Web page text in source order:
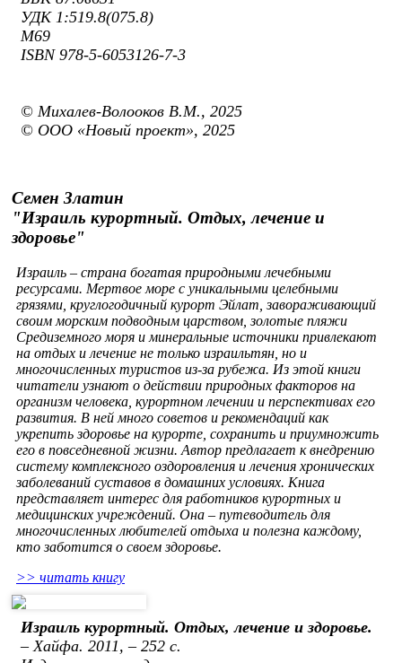
УДК 1:519.8(075.8)
М69
ISBN 978-5-6053126-7-3
© Михалев-Волооков В.М., 2025
© ООО «Новый проект», 2025
Семен Златин
"Израиль курортный. Отдых, лечение и
здоровье"
Израиль – страна богатая природными лечебными
ресурсами. Мертвое море с уникальными целебными
грязями, круглогодичный курорт Эйлат, завораживающий
своим морским подводным царством, золотые пляжи
Средиземного моря и минеральные источники привлекают
на отдых и лечение не только израильтян, но и
многочисленных туристов из-за рубежа. Из этой книги
читатели узнают о действии природных факторов на
организм человека, курортном лечении и перспективах его
развития. В ней много советов и рекомендаций как
укрепить здоровье на курорте, сохранить и приумножить
его в повседневной жизни. Автор предлагает к внедрению
систему комплексного оздоровления и лечения хронических
заболеваний суставов в домашних условиях. Книга
представляет интерес для работников курортных и
медицинских учреждений. Она – путеводитель для
многочисленных любителей отдыха и полезна каждому,
кто заботится о своем здоровье.
>> читать книгу
Израиль курортный. Отдых, лечение и здоровье.
– Хайфа. 2011, – 252 с.